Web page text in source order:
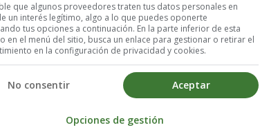
que algunos proveedores traten tus datos personales en
un interés legítimo, algo a lo que puedes oponerte
tus opciones a continuación. En la parte inferior de esta
en el menú del sitio, busca un enlace para gestionar o retirar el
en la configuración de privacidad y cookies.
Aceptar
No consentir
Opciones de gestión